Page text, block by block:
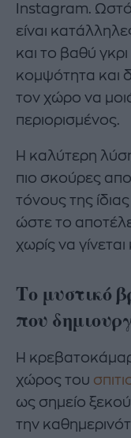
Instagram.
είναι
και το βαθύ
κομψότητα και
τον χώρο να
περιορισμένος.
Η καλύτερη
πιο σκούρες
τόνους της
ώστε το
χωρίς να
Το μυστικό
που
Η
χώρος του
ως σημείο
την